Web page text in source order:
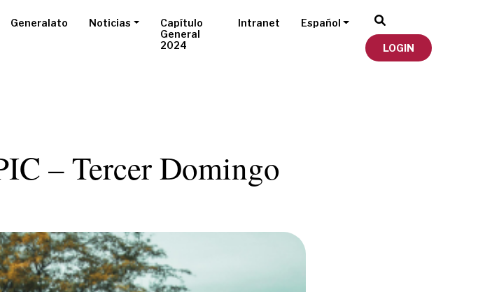
Generalato Noticias
Capítulo
General
2024
Intranet Español
LOGIN
– Tercer Domingo